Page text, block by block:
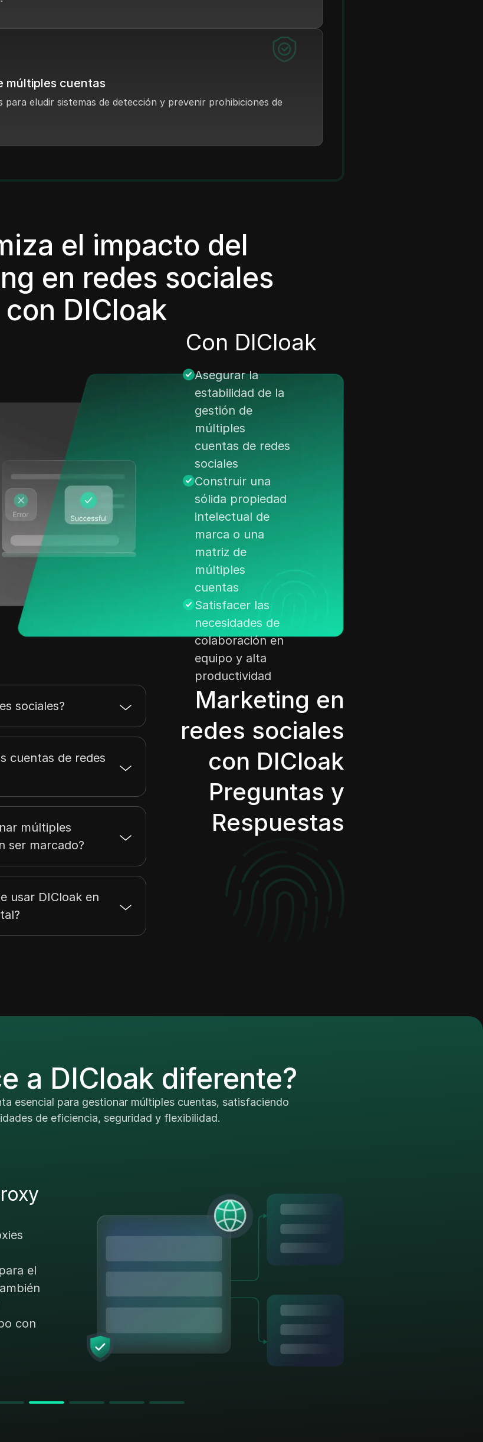
múltiples cuentas
para eludir sistemas de detección y prevenir prohibiciones de
el impacto del
en redes sociales
con DICloak
Con DICloak
Asegurar la
estabilidad de la
gestión de
múltiples
cuentas de redes
sociales
Construir una
sólida propiedad
intelectual de
marca o una
matriz de
múltiples
cuentas
Satisfacer las
necesidades de
colaboración en
equipo y alta
productividad
Marketing en
redes sociales
con DICloak
Preguntas y
Respuestas
sociales?
cuentas de redes
múltiples
ser marcado?
usar DICloak en
a DICloak diferente?
esencial para gestionar múltiples cuentas, satisfaciendo
de eficiencia, seguridad y flexibilidad.
el
con
en
de
de